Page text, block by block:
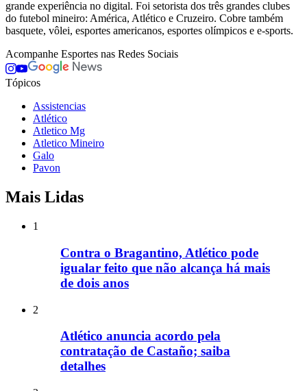
grande experiência no digital. Foi setorista dos três grandes clubes
do futebol mineiro: América, Atlético e Cruzeiro. Cobre também
basquete, vôlei, esportes americanos, esportes olímpicos e e-sports.
Acompanhe Esportes nas Redes Sociais
Tópicos
Assistencias
Atlético
Atletico Mg
Atletico Mineiro
Galo
Pavon
Mais Lidas
1
Contra o Bragantino, Atlético pode
igualar feito que não alcança há mais
de dois anos
2
Atlético anuncia acordo pela
contratação de Castaño; saiba
detalhes